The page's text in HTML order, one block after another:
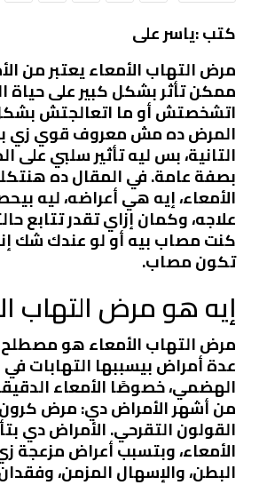
كتب :ياسر على
مرض التهاب الأمعاء يعتبر من
ممكن تأثر بشكل كبير على حياة
اتشخصتش أو ما اتعالجتش
المرض ده مش معروف قوي زي
التانية، بس ليه تأثير سلبي على
بصفة عامة. في المقال ده
الأمعاء، إيه هي أعراضه، ليه
علاجه، وكمان إزاي تقدر تتابع
كنت مصاب بيه أو لو عندك شك
تكون مصاب.
إيه هو مرض التهاب
مرض التهاب الأمعاءهو مصطلح
عدة أمراض بيسببها التهابات في
الهضمي، خصوصًا الأمعاء
من أشهر الأمراض دي:مرض كرون
القولون التقرحي. الأمراض دي
الأمعاء، وبتسبب أعراض مزعجة
البطن، والإسهال المزمن،